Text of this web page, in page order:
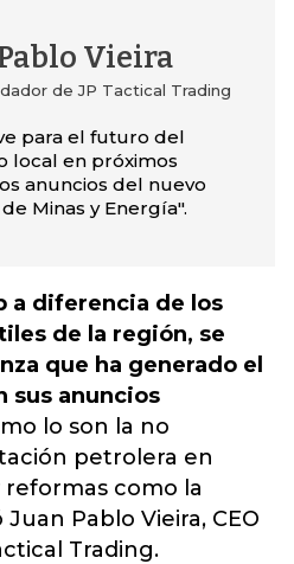
Vieira
de JP Tactical Trading
para el futuro del
local en próximos
anuncios del nuevo
Minas y Energía".
a diferencia de los
de la región, se
que ha generado el
sus anuncios
lo son la no
petrolera en
como la
Pablo Vieira, CEO
Trading.